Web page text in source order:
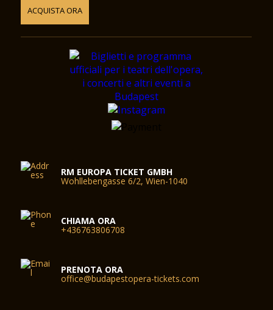
ACQUISTA ORA
RM EUROPA TICKET GMBH
Wohllebengasse 6/2, Wien-1040
CHIAMA ORA
+436763806708
PRENOTA ORA
office@budapestopera-tickets.com